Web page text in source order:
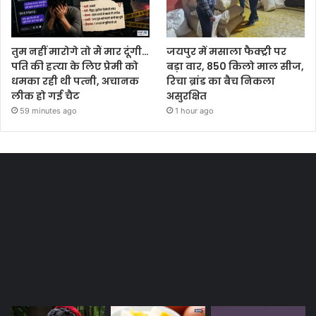
तुम नहीं मारोगे तो मैं मार दूंगी…
पति की हत्‍या के लिए प्रेमी को
धमका रही थी पत्‍नी, अचानक
लीक हो गई चैट
59 minutes ago
जयपुर में मसाला फैक्ट्री पर
बड़ा वार, 850 किलो माल सीज,
रिचा ब्रांड का बैच निकला
असुरक्षित
1 hour ago